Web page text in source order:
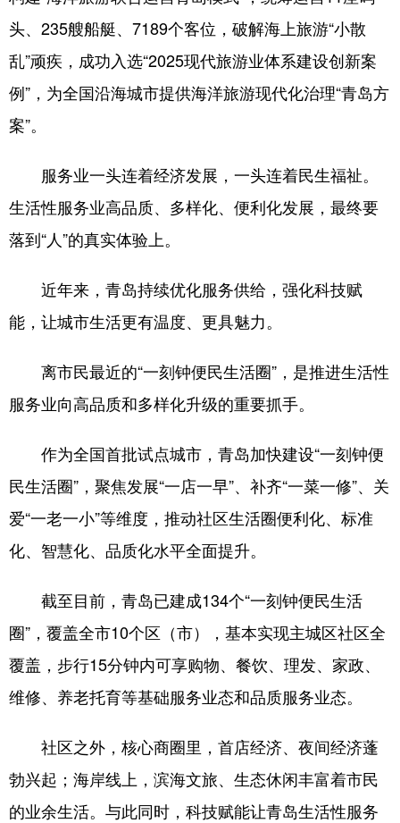
头、235艘船艇、7189个客位，破解海上旅游“小散
乱”顽疾，成功入选“2025现代旅游业体系建设创新案
例”，为全国沿海城市提供海洋旅游现代化治理“青岛方
案”。
服务业一头连着经济发展，一头连着民生福祉。
生活性服务业高品质、多样化、便利化发展，最终要
落到“人”的真实体验上。
近年来，青岛持续优化服务供给，强化科技赋
能，让城市生活更有温度、更具魅力。
离市民最近的“一刻钟便民生活圈”，是推进生活性
服务业向高品质和多样化升级的重要抓手。
作为全国首批试点城市，青岛加快建设“一刻钟便
民生活圈”，聚焦发展“一店一早”、补齐“一菜一修”、关
爱“一老一小”等维度，推动社区生活圈便利化、标准
化、智慧化、品质化水平全面提升。
截至目前，青岛已建成134个“一刻钟便民生活
圈”，覆盖全市10个区（市），基本实现主城区社区全
覆盖，步行15分钟内可享购物、餐饮、理发、家政、
维修、养老托育等基础服务业态和品质服务业态。
社区之外，核心商圈里，首店经济、夜间经济蓬
勃兴起；海岸线上，滨海文旅、生态休闲丰富着市民
的业余生活。与此同时，科技赋能让青岛生活性服务